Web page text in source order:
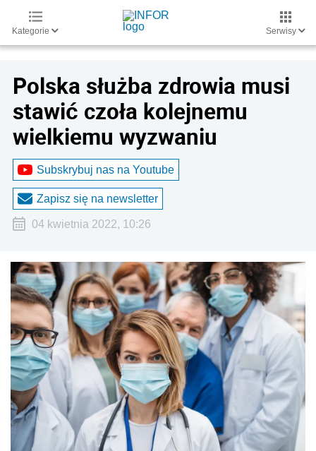
Kategorie Serwisy
Polska służba zdrowia musi
stawić czoła kolejnemu
wielkiemu wyzwaniu
Subskrybuj nas na Youtube
Zapisz się na newsletter
04 kwietnia 2022, 10:26